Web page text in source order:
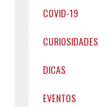
COVID-19
CURIOSIDADES
DICAS
EVENTOS